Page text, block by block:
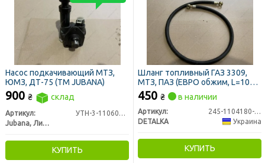
Насос подкачивающий МТЗ,
ЮМЗ, ДТ-75 (ТМ JUBANA)
900 ₴ склад
Артикул:
УТН-3-1106010-А4
Jubana, Литва
КУПИТЬ
Шланг топливный ГАЗ 3309,
МТЗ, ПАЗ (ЕВРО обжим, L=1045
мм, дв. ММЗ 245 ЕВРО-2) НД
(DETALKA)
450 ₴ в наличии
Артикул:
245-1104180-А1-06
DETALKA
Украина
КУПИТЬ